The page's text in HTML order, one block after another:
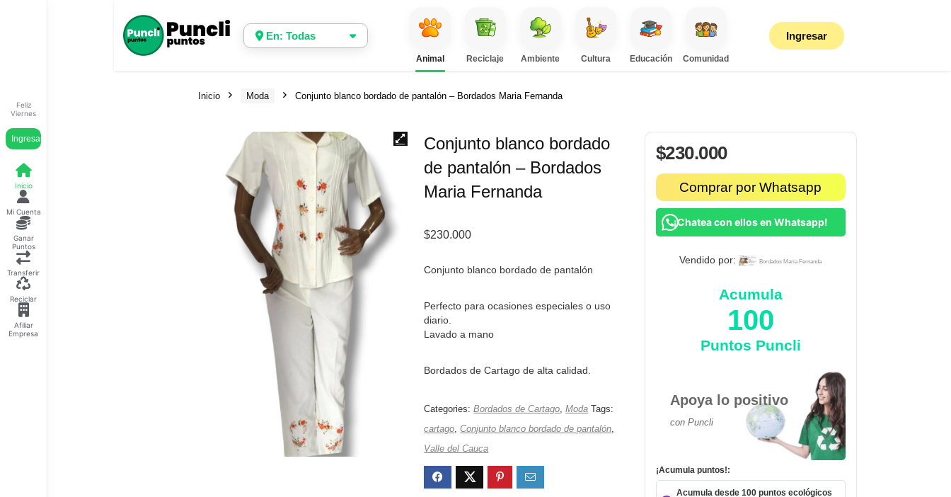
Feliz
Viernes
Ingresar
Inicio
Mi Cuenta
Ganar
Puntos
Transferir
Reciclar
Afiliar
Empresa
En: Todas
Animal Reciclaje Ambiente Cultura Educación Comunidad
Ingresar
Inicio Moda Conjunto blanco bordado de pantalón – Bordados Maria Fernanda
Conjunto blanco bordado
de pantalón – Bordados
Maria Fernanda
$230.000
Conjunto blanco bordado de pantalón
Perfecto para ocasiones especiales o uso
diario.
Lavado a mano
Bordados de Cartago de alta calidad.
Categories:Bordados de Cartago,Moda Tags:
cartago,Conjunto blanco bordado de pantalón,
Valle del Cauca
$230.000
Comprar por Whatsapp
¡Chatea con ellos en Whatsapp!
Vendido por: Bordados Maria Fernanda
Acumula
100
Puntos Puncli
Apoya lo positivo
con Puncli
¡Acumula puntos!:
Acumula desde 100 puntos ecológicos